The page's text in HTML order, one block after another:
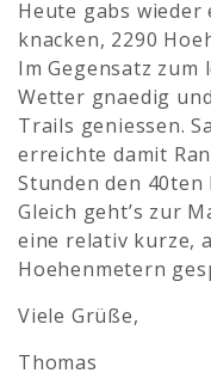
Heute gabs
knacken, 2290
Im Gegensatz zum
Wetter gnaedig
Trails geniessen.
erreichte damit
Stunden den
Gleich geht’s zur
eine relativ kurze,
Hoehenmetern
Viele Grüße,
Thomas